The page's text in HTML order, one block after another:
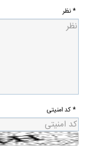
* نظر
* کد امنیتی